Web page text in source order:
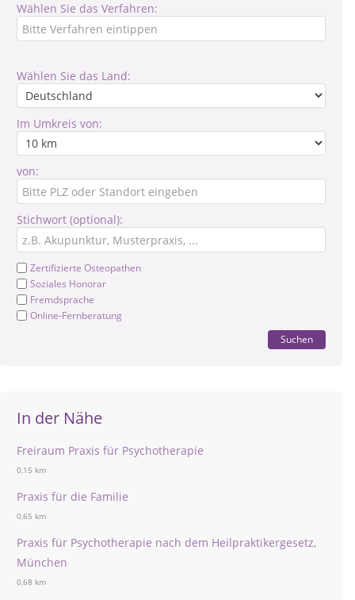
Wählen Sie das Verfahren:
Wählen Sie das Land:
Im Umkreis von:
von:
Stichwort (optional):
Zertifizierte Osteopathen
Soziales Honorar
Fremdsprache
Online-Fernberatung
Suchen
In der Nähe
Freiraum Praxis für Psychotherapie
0,15 km
Praxis für die Familie
0,65 km
Praxis für Psychotherapie nach dem Heilpraktikergesetz,
München
0,68 km